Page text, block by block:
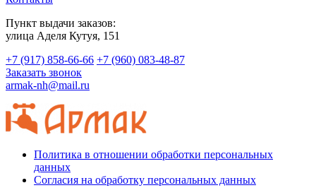
Пункт выдачи заказов:
​улица Аделя Кутуя, 151
+7 (917) 858-66-66 +7 (960) 083-48-87
Заказать звонок
armak-nh@mail.ru
Политика в отношении обработки персональных
данных
Согласия на обработку персональных данных